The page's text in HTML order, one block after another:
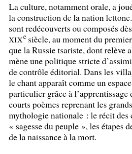
La culture, notamment orale, a
la construction de la nation
sont redécouverts ou composés
XIXesiècle, au moment du
que la Russie tsariste, dont relève
mène une politique stricte
de contrôle éditorial. Dans les
le chant apparaît comme un
particulier grâce à l’apprentissage
courts poèmes reprenant les
mythologie nationale : le récit des
« sagesse du peuple », les étapes
de la naissance à la mort.